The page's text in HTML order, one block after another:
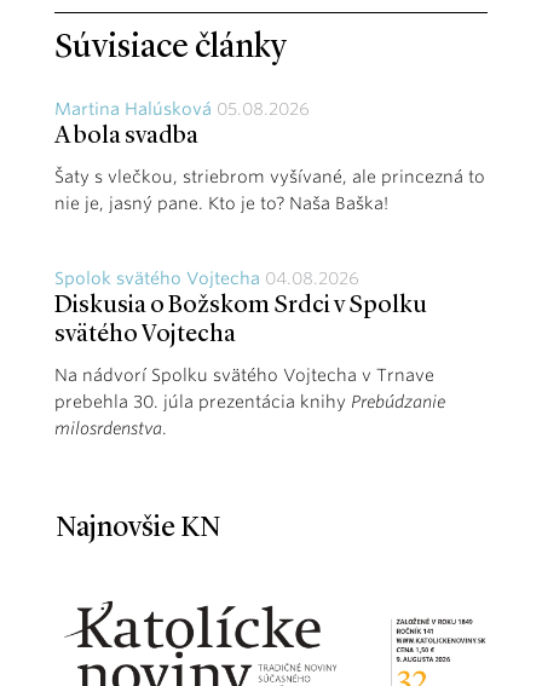
Súvisiace články
Martina Halúsková 05.08.2026
A bola svadba
Šaty s vlečkou, striebrom vyšívané, ale princezná to
nie je, jasný pane. Kto je to? Naša Baška!
Spolok svätého Vojtecha 04.08.2026
Diskusia o Božskom Srdci v Spolku
svätého Vojtecha
Na nádvorí Spolku svätého Vojtecha v Trnave
prebehla 30. júla prezentácia knihy Prebúdzanie
milosrdenstva.
Najnovšie KN